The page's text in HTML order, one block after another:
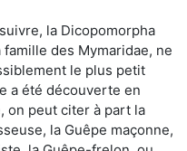
la Dicopomorpha
des Mymaridae, ne
le plus petit
a été découverte en
on peut citer à part la
la Guêpe maçonne,